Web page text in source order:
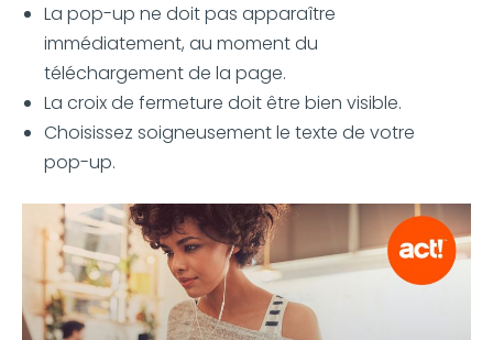
La pop-up ne doit pas apparaître
immédiatement, au moment du
téléchargement de la page.
La croix de fermeture doit être bien visible.
Choisissez soigneusement le texte de votre
pop-up.